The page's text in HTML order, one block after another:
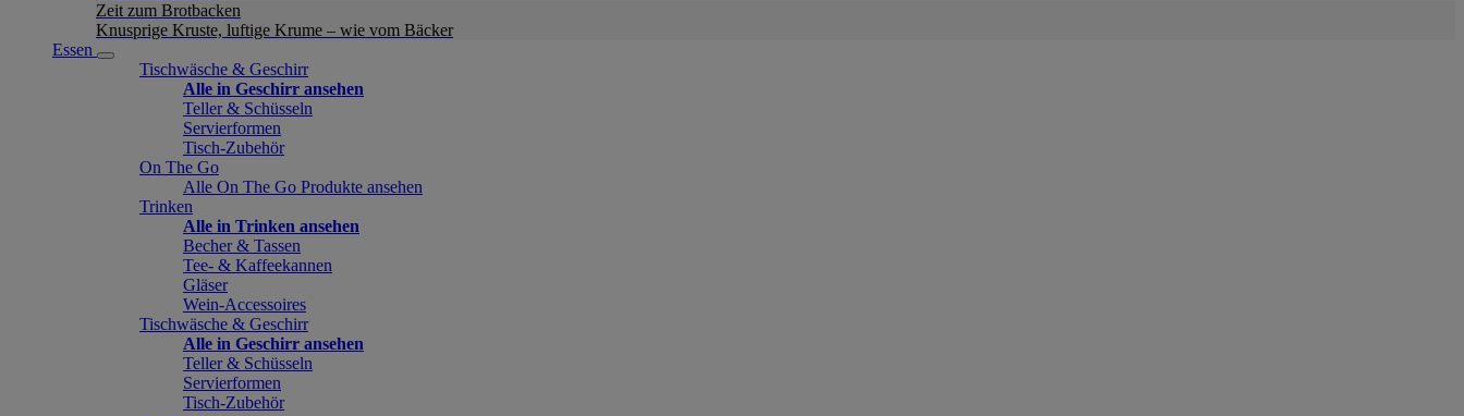
Zeit zum Brotbacken
Knusprige Kruste, luftige Krume – wie vom Bäcker
Essen
Tischwäsche & Geschirr
Alle in Geschirr ansehen
Teller & Schüsseln
Servierformen
Tisch-Zubehör
On The Go
Alle On The Go Produkte ansehen
Trinken
Alle in Trinken ansehen
Becher & Tassen
Tee- & Kaffeekannen
Gläser
Wein-Accessoires
Tischwäsche & Geschirr
Alle in Geschirr ansehen
Teller & Schüsseln
Servierformen
Tisch-Zubehör